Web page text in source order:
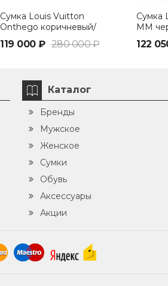
Сумка Louis Vuitton
Onthego коричневый/
119 000 ₽ 280 000 ₽
Сумка
MM
122
Каталог
Бренды
Мужское
Женское
Сумки
Обувь
Аксессуары
Акции